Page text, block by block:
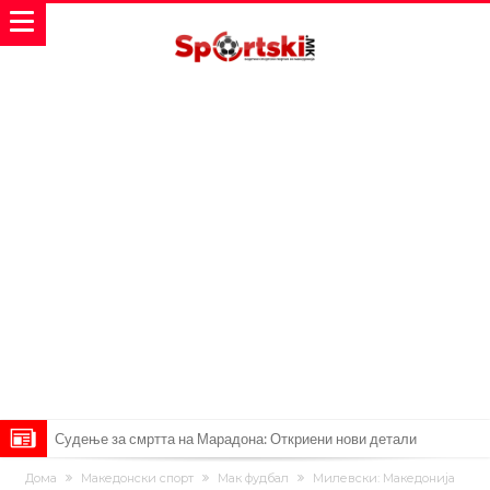
Судење за смртта на Марадона: Откриени нови детали
Англиски репрезентативец обвинет за напад во ноќен клуб – ќе
Дома Македонски спорт Мак фудбал
Милевски: Македонија